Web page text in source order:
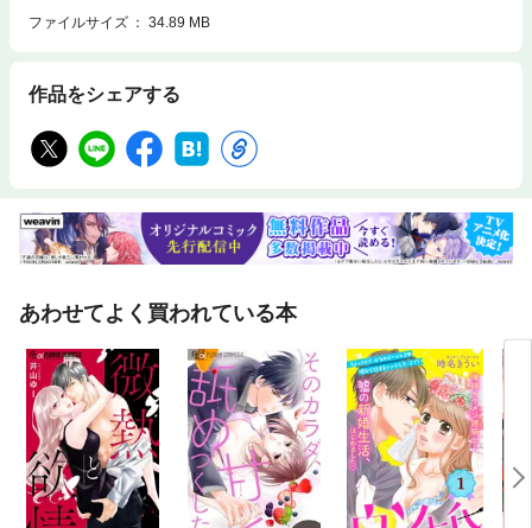
ファイルサイズ
34.89 MB
作品をシェアする
あわせてよく買われている本